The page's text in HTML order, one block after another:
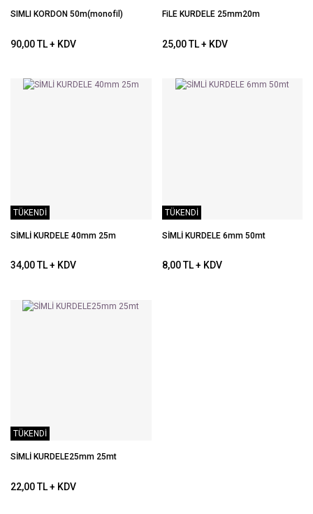
SIMLI KORDON 50m(monofil)
90,00 TL + KDV
FiLE KURDELE 25mm20m
25,00 TL + KDV
TÜKENDİ
SİMLİ KURDELE 40mm 25m
34,00 TL + KDV
TÜKENDİ
SİMLİ KURDELE 6mm 50mt
8,00 TL + KDV
TÜKENDİ
SİMLİ KURDELE25mm 25mt
22,00 TL + KDV